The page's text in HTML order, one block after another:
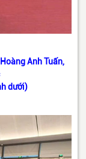
Anh Tuấn,
dưới)